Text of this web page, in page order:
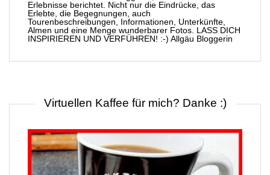
Erlebnisse berichtet. Nicht nur die Eindrücke, das
Erlebte, die Begegnungen, auch
Tourenbeschreibungen, Informationen, Unterkünfte,
Almen und eine Menge wunderbarer Fotos. LASS DICH
INSPIRIEREN UND VERFÜHREN! :-) Allgäu Bloggerin
Virtuellen Kaffee für mich? Danke :)